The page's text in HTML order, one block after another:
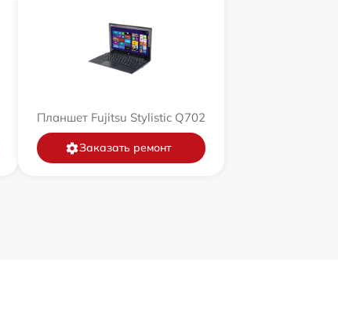
Планшет Fujitsu Stylistic Q702
Заказать ремонт